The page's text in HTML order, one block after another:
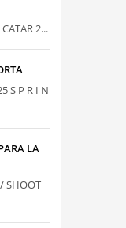
2...
S P R I N
LA
/ SHOOT